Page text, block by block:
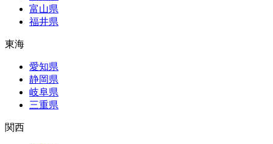
富山県
福井県
東海
愛知県
静岡県
岐阜県
三重県
関西